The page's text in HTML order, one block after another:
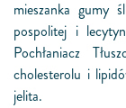
mieszanka gumy
pospolitej i
Pochłaniacz
cholesterolu i
jelita.